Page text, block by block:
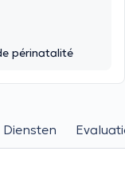
périnatalité
Diensten